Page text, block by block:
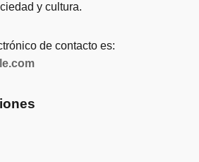
y cultura.
de contacto es: